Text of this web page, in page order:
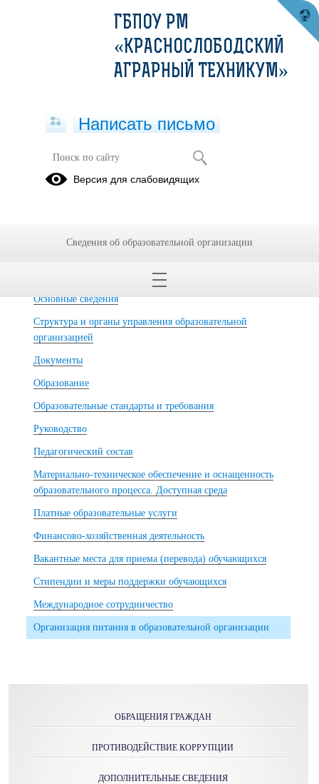
Об условиях питания и охраны
Основные сведения
Структура и органы управления образовательной
организацией
Документы
Образование
Образовательные стандарты и требования
Руководство
Педагогический состав
Материально-техническое обеспечение и оснащенность
образовательного процесса. Доступная среда
Платные образовательные услуги
Финансово-хозяйственная деятельность
Вакантные места для приема (перевода) обучающихся
Стипендии и меры поддержки обучающихся
Международное сотрудничество
Организация питания в образовательной организации
ОБРАЩЕНИЯ ГРАЖДАН
ПРОТИВОДЕЙСТВИЕ КОРРУПЦИИ
ДОПОЛНИТЕЛЬНЫЕ СВЕДЕНИЯ
ГБПОУ РМ
«КРАСНОСЛОБОДСКИЙ
АГРАРНЫЙ ТЕХНИКУМ»
Написать письмо
Версия для слабовидящих
Сведения об образовательной организации